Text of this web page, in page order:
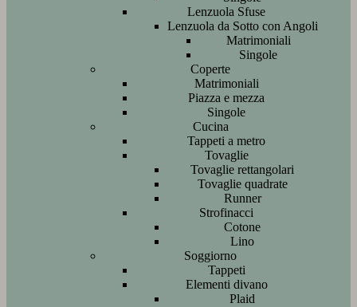
Lenzuola Sfuse
Lenzuola da Sotto con Angoli
Matrimoniali
Singole
Coperte
Matrimoniali
Piazza e mezza
Singole
Cucina
Tappeti a metro
Tovaglie
Tovaglie rettangolari
Tovaglie quadrate
Runner
Strofinacci
Cotone
Lino
Soggiorno
Tappeti
Elementi divano
Plaid